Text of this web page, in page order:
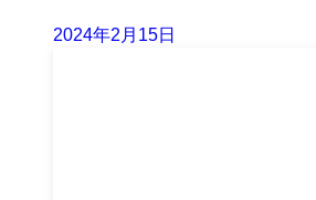
2024年2月15日